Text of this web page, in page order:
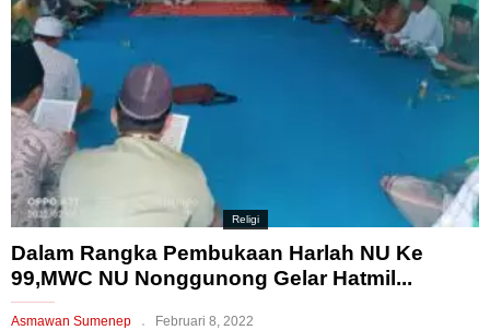
Religi
Dalam Rangka Pembukaan Harlah NU Ke
99,MWC NU Nonggunong Gelar Hatmil...
Asmawan Sumenep Februari 8, 2022